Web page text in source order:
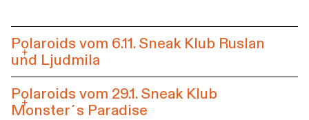
Polaroids vom 6.11. Sneak Klub Ruslan
und Ljudmila
+
Polaroids vom 29.1. Sneak Klub
Monster´s Paradise
+